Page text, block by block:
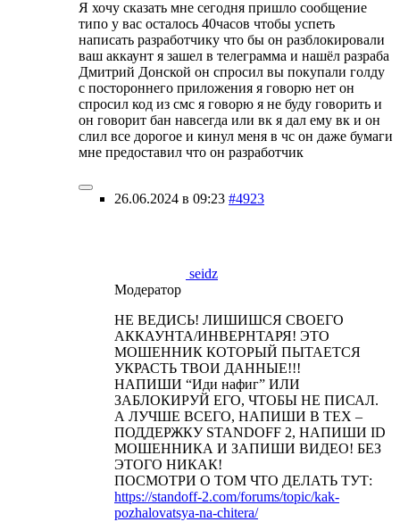
Я хочу сказать мне сегодня пришло сообщение
типо у вас осталось 40часов чтобы успеть
написать разработчику что бы он разблокировали
ваш аккаунт я зашел в телеграмма и нашёл разраба
Дмитрий Донской он спросил вы покупали голду
с постороннего приложения я говорю нет он
спросил код из смс я говорю я не буду говорить и
он говорит бан навсегда или вк я дал ему вк и он
слил все дорогое и кинул меня в чс он даже бумаги
мне предоставил что он разработчик
26.06.2024 в 09:23 #4923
seidz
Модератор
НЕ ВЕДИСЬ! ЛИШИШСЯ СВОЕГО
АККАУНТА/ИНВЕРНТАРЯ! ЭТО
МОШЕННИК КОТОРЫЙ ПЫТАЕТСЯ
УКРАСТЬ ТВОИ ДАННЫЕ!!!
НАПИШИ “Иди нафиг” ИЛИ
ЗАБЛОКИРУЙ ЕГО, ЧТОБЫ НЕ ПИСАЛ.
А ЛУЧШЕ ВСЕГО, НАПИШИ В ТЕХ –
ПОДДЕРЖКУ STANDOFF 2, НАПИШИ ID
МОШЕННИКА И ЗАПИШИ ВИДЕО! БЕЗ
ЭТОГО НИКАК!
ПОСМОТРИ О ТОМ ЧТО ДЕЛАТЬ ТУТ:
https://standoff-2.com/forums/topic/kak-
pozhalovatsya-na-chitera/